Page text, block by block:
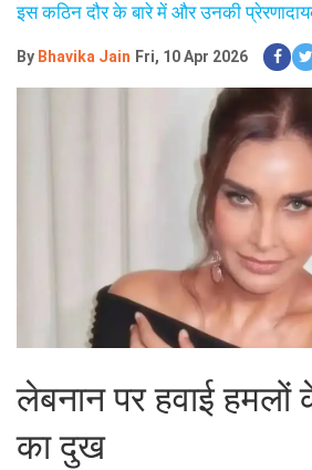
इस कठिन दौर के बारे में और उनकी
By Bhavika Jain Fri, 10 Apr 2026
लेबनान पर हवाई हमलों
का दुख